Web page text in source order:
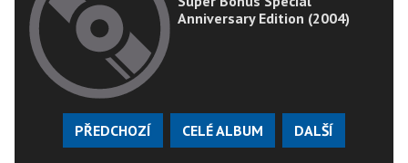
Anniversary Edition (2004)
PŘEDCHOZÍ CELÉ ALBUM DALŠÍ